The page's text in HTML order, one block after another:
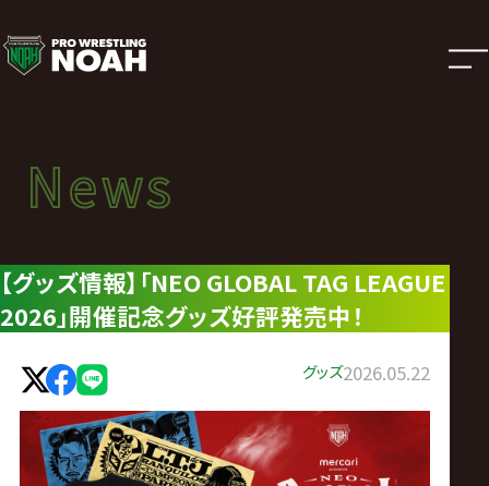
ニ
ュ
ー
ス
|
プ
ロ
レ
News
ニュース
News
【グッズ情報】「NEO GLOBAL TAG LEAGUE
2026」開催記念グッズ好評発売中！
グッズ2026.05.22